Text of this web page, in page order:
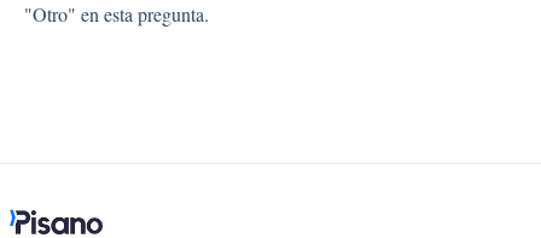
"Otro" en esta pregunta.